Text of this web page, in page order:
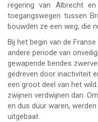
regering van Albrecht
toegangswegen tussen
bouwden ze een weg, die
Bij het begin van de
andere periode van
gewapende bendes
gedreven door inactiviteit
een groot deel van het
zwijnen verdwijnen dan.
en dus duur waren,
uitgebaat.